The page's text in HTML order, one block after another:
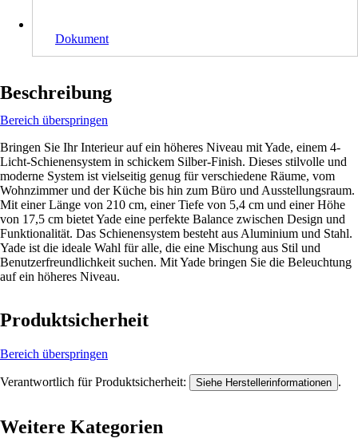
Dokument
Beschreibung
Bereich überspringen
Bringen Sie Ihr Interieur auf ein höheres Niveau mit Yade, einem 4-
Licht-Schienensystem in schickem Silber-Finish. Dieses stilvolle und
moderne System ist vielseitig genug für verschiedene Räume, vom
Wohnzimmer und der Küche bis hin zum Büro und Ausstellungsraum.
Mit einer Länge von 210 cm, einer Tiefe von 5,4 cm und einer Höhe
von 17,5 cm bietet Yade eine perfekte Balance zwischen Design und
Funktionalität. Das Schienensystem besteht aus Aluminium und Stahl.
Yade ist die ideale Wahl für alle, die eine Mischung aus Stil und
Benutzerfreundlichkeit suchen. Mit Yade bringen Sie die Beleuchtung
auf ein höheres Niveau.
Produktsicherheit
Bereich überspringen
Verantwortlich für Produktsicherheit: Siehe Herstellerinformationen .
Weitere Kategorien